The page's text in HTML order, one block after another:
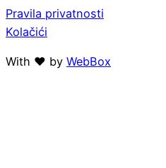
Pravila privatnosti
Kolačići
With ❤ by WebBox